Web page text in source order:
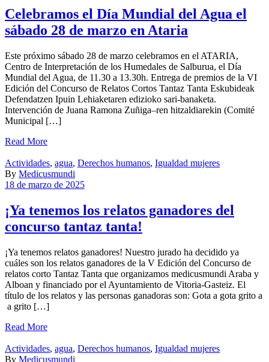
Celebramos el Día Mundial del Agua el
sábado 28 de marzo en Ataria
Este próximo sábado 28 de marzo celebramos en el ATARIA,
Centro de Interpretación de los Humedales de Salburua, el Día
Mundial del Agua, de 11.30 a 13.30h. Entrega de premios de la VI
Edición del Concurso de Relatos Cortos Tantaz Tanta Eskubideak
Defendatzen Ipuin Lehiaketaren edizioko sari-banaketa.
Intervención de Juana Ramona Zuñiga–ren hitzaldiarekin (Comité
Municipal […]
Read More
Actividades, agua, Derechos humanos, Igualdad mujeres
By Medicusmundi
18 de marzo de 2025
¡Ya tenemos los relatos ganadores del
concurso tantaz tanta!
¡Ya tenemos relatos ganadores! Nuestro jurado ha decidido ya
cuáles son los relatos ganadores de la V Edición del Concurso de
relatos corto Tantaz Tanta que organizamos medicusmundi Araba y
Alboan y financiado por el Ayuntamiento de Vitoria-Gasteiz. El
título de los relatos y las personas ganadoras son: Gota a gota grito a
a grito […]
Read More
Actividades, agua, Derechos humanos, Igualdad mujeres
By Medicusmundi